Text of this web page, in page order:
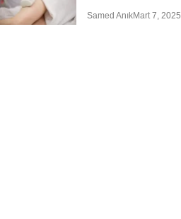
Samed AnıkMart 7, 2025